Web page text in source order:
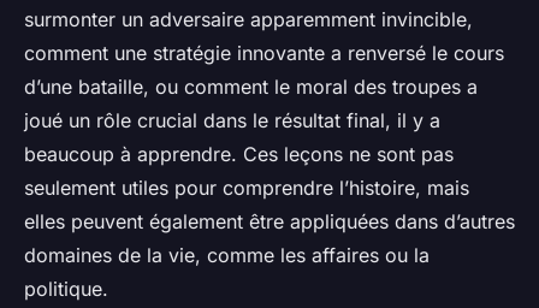
surmonter un adversaire apparemment invincible,
comment une stratégie innovante a renversé le cours
d’une bataille, ou comment le moral des troupes a
joué un rôle crucial dans le résultat final, il y a
beaucoup à apprendre. Ces leçons ne sont pas
seulement utiles pour comprendre l’histoire, mais
elles peuvent également être appliquées dans d’autres
domaines de la vie, comme les affaires ou la
politique.